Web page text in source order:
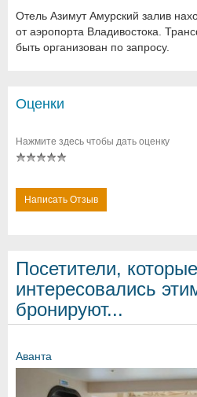
Отель Азимут Амурский залив
от аэропорта Владивостока.
быть организован по запросу.
Оценки
Нажмите здесь чтобы дать оценку
Написать Отзыв
Посетители, которые
интересовались
бронируют...
Аванта